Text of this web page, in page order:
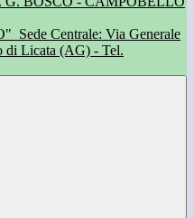
Sede Centrale: Via Generale
di Licata (AG) - Tel.